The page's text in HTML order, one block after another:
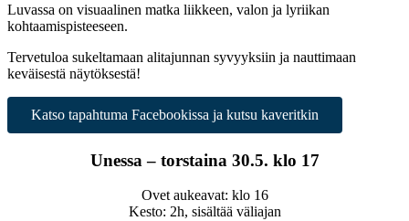
Luvassa on visuaalinen matka liikkeen, valon ja lyriikan
kohtaamispisteeseen.
Tervetuloa sukeltamaan alitajunnan syvyyksiin ja nauttimaan
keväisestä näytöksestä!
Katso tapahtuma Facebookissa ja kutsu kaveritkin
Unessa – torstaina 30.5. klo 17
Ovet aukeavat: klo 16
Kesto: 2h, sisältää väliajan